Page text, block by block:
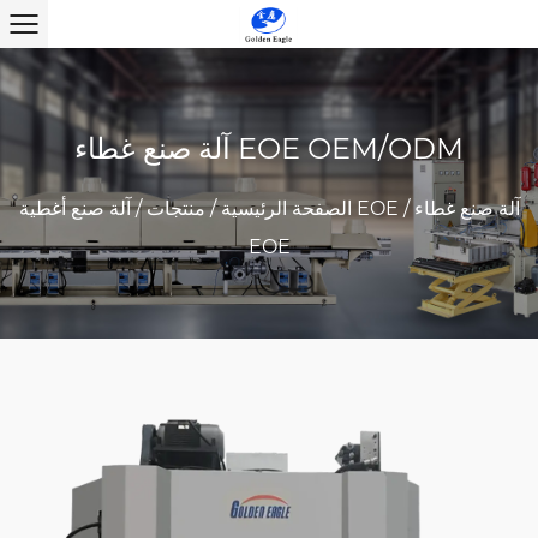
آلة صنع غطاء EOE OEM/ODM
الصفحة الرئيسية/منتجات/ آلة صنع أغطية EOE / آلة صنع غطاء
EOE